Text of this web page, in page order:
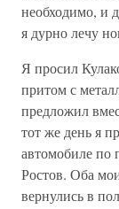
необходимо, и
я дурно лечу
Я просил
притом с
предложил
тот же день я
автомобиле по
Ростов. Оба
вернулись в